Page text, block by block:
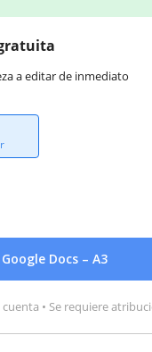
a editar de inmediato
Google Docs – A3
• Se requiere